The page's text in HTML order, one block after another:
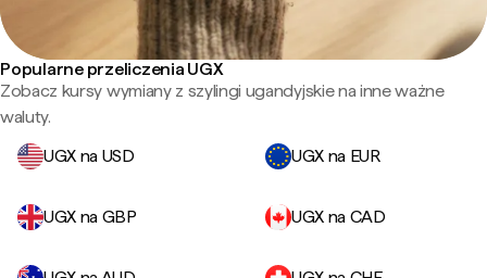
Popularne przeliczenia UGX
Zobacz kursy wymiany z szylingi ugandyjskie na inne ważne
waluty.
UGX na USD
UGX na EUR
UGX na GBP UGX na CAD